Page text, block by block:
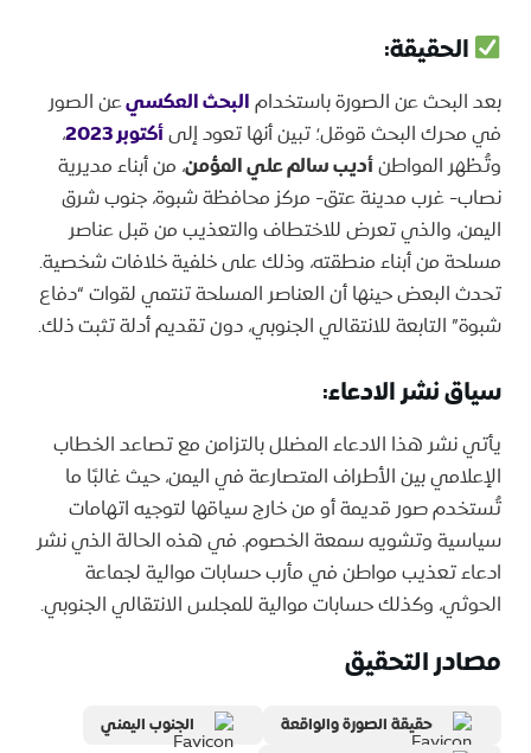
الحقيقة:
بعد البحث عن الصورة باستخدامالبحث العكسيعن الصور
في محرك البحث قوقل؛ تبين أنها تعود إلىأكتوبر 2023
،
وتُظهر المواطنأديب سالم علي المؤمن، من أبناء مديرية
نصاب- غرب مدينة عتق- مركز محافظة شبوة، جنوب شرق
اليمن، والذي تعرض للاختطاف والتعذيب من قبل عناصر
مسلحة من أبناء منطقته، وذلك على خلفية خلافات شخصية.
تحدث البعض حينها أن العناصر المسلحة تنتمي لقوات “دفاع
شبوة” التابعة للانتقالي الجنوبي، دون تقديم أدلة تثبت ذلك.
سياق نشر الادعاء:
يأتي نشر هذا الادعاء المضلل بالتزامن مع تصاعد الخطاب
الإعلامي بين الأطراف المتصارعة في اليمن، حيث غالبًا ما
تُستخدم صور قديمة أو من خارج سياقها لتوجيه اتهامات
سياسية وتشويه سمعة الخصوم. في هذه الحالة الذي نشر
ادعاء تعذيب مواطن في مأرب حسابات موالية لجماعة
الحوثي، وكذلك حسابات موالية للمجلس الانتقالي الجنوبي.
مصادر التحقيق
حقيقة الصورة والواقعة
الجنوب اليمني